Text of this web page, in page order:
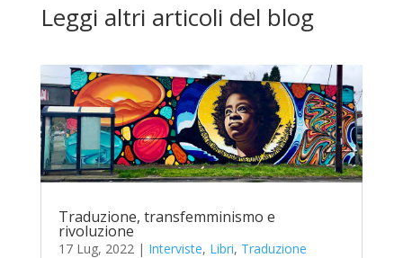
Leggi altri articoli del blog
Traduzione, transfemminismo e
rivoluzione
17 Lug, 2022 | Interviste, Libri, Traduzione